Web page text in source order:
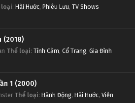
loại: Hài Hước, Phiêu Lưu, TV Shows
(2018)
Thể loại: Tình Cảm, Cổ Trang, Gia Đình
Vua Trò Chơi Phần 1 (2000)
Thể loại: Hành Động, Hài Hước, Viễn